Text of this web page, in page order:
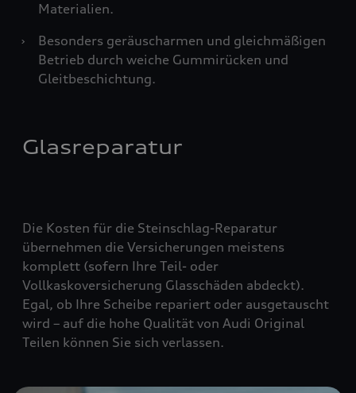
Materialien.
›
Besonders geräuscharmen und gleichmäßigen
Betrieb durch weiche Gummirücken und
Gleitbeschichtung.
Glasreparatur
Die Kosten für die Steinschlag-Reparatur
übernehmen die Versicherungen meistens
komplett (sofern Ihre Teil- oder
Vollkaskoversicherung Glasschäden abdeckt).
Egal, ob Ihre Scheibe repariert oder ausgetauscht
wird – auf die hohe Qualität von Audi Original
Teilen können Sie sich verlassen.